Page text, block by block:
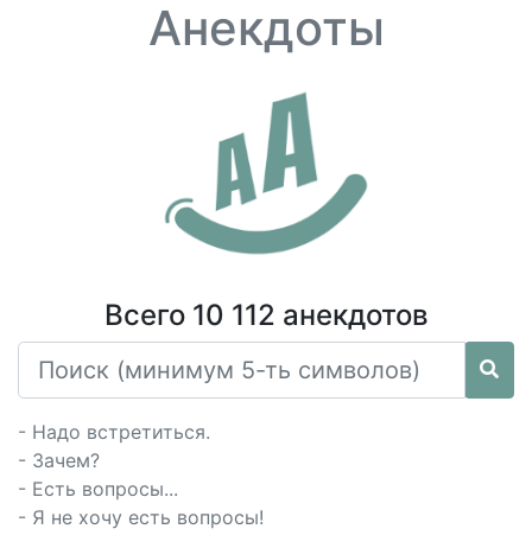
Анекдоты
Всего 10 112 анекдотов
- Надо встретиться.
- Зачем?
- Есть вопросы...
- Я не хочу есть вопросы!